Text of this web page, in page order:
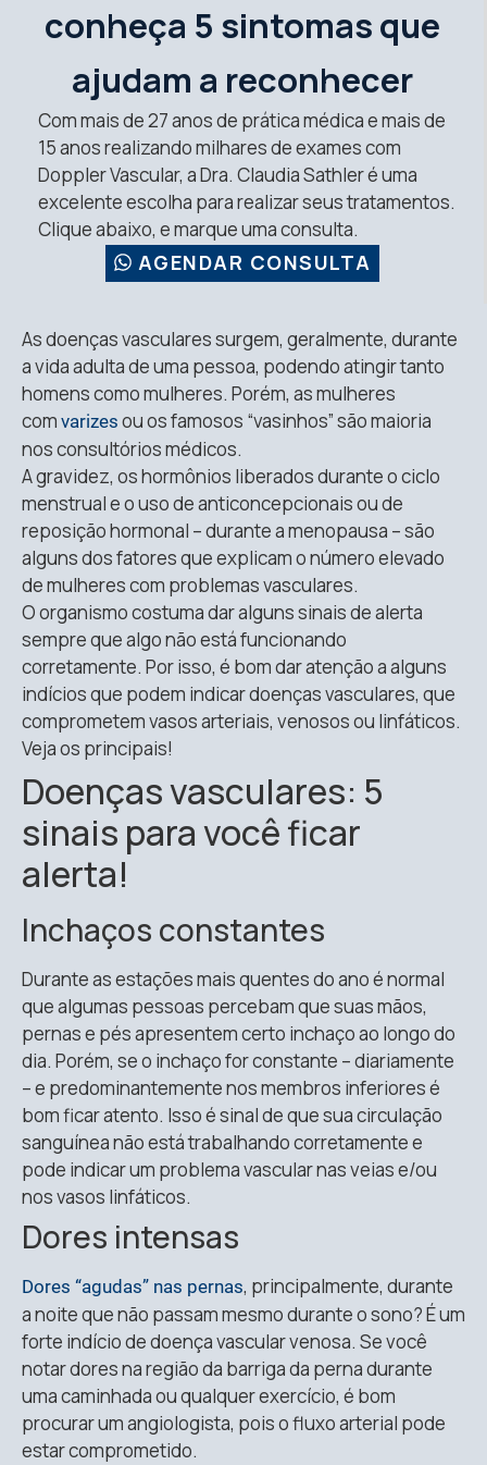
conheça 5 sintomas que
ajudam a reconhecer
Com mais de 27 anos de prática médica e mais de
15 anos realizando milhares de exames com
Doppler Vascular, a Dra. Claudia Sathler é uma
excelente escolha para realizar seus tratamentos.
Clique abaixo, e marque uma consulta.
AGENDAR CONSULTA
As doenças vasculares surgem, geralmente, durante
a vida adulta de uma pessoa, podendo atingir tanto
homens como mulheres. Porém, as mulheres
com varizes ou os famosos “vasinhos” são maioria
nos consultórios médicos.
A gravidez, os hormônios liberados durante o ciclo
menstrual e o uso de anticoncepcionais ou de
reposição hormonal – durante a menopausa – são
alguns dos fatores que explicam o número elevado
de mulheres com problemas vasculares.
O organismo costuma dar alguns sinais de alerta
sempre que algo não está funcionando
corretamente. Por isso, é bom dar atenção a alguns
indícios que podem indicar doenças vasculares, que
comprometem vasos arteriais, venosos ou linfáticos.
Veja os principais!
Doenças vasculares: 5
sinais para você ficar
alerta!
Inchaços constantes
Durante as estações mais quentes do ano é normal
que algumas pessoas percebam que suas mãos,
pernas e pés apresentem certo inchaço ao longo do
dia. Porém, se o inchaço for constante – diariamente
– e predominantemente nos membros inferiores é
bom ficar atento. Isso é sinal de que sua circulação
sanguínea não está trabalhando corretamente e
pode indicar um problema vascular nas veias e/ou
nos vasos linfáticos.
Dores intensas
Dores “agudas” nas pernas, principalmente, durante
a noite que não passam mesmo durante o sono? É um
forte indício de doença vascular venosa. Se você
notar dores na região da barriga da perna durante
uma caminhada ou qualquer exercício, é bom
procurar um angiologista, pois o fluxo arterial pode
estar comprometido.